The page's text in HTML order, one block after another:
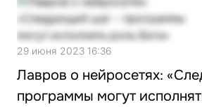
29 июня 2023 16:36
Лавров о нейросетях:
программы могут